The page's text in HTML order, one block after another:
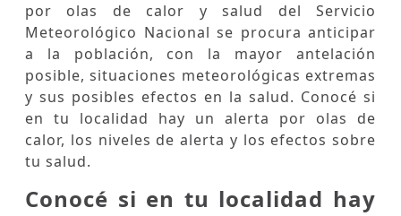
por olas de calor y salud del Servicio
Meteorológico Nacional se procura anticipar
a la población, con la mayor antelación
posible, situaciones meteorológicas extremas
y sus posibles efectos en la salud. Conocé si
en tu localidad hay un alerta por olas de
calor, los niveles de alerta y los efectos sobre
tu salud.
Conocé si en tu localidad hay